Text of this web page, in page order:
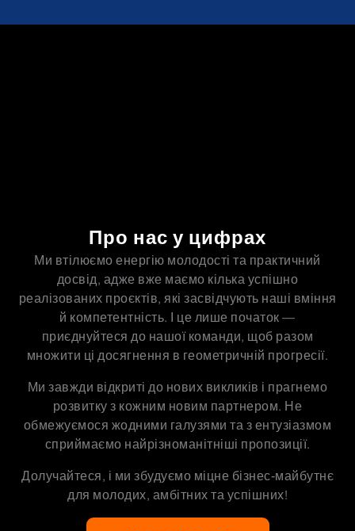
Про нас у цифрах
Ми втілюємо енергію молодості та практичний
досвід, адже вже маємо кілька успішно
реалізованих проєктів, які засвідчують наші вміння
й компетентність. І це лише початок —
приєднуйтеся до нашої команди, щоб разом
множити ці досягнення в геометричній прогресії.
Ми завжди відкриті до нових викликів і прагнемо
розвитку з кожним новим партнером. Не
обмежуємося жодними галузями та з ентузіазмом
сприймаємо найрізноманітніші пропозиції.
Долучайтеся, і ми збудуємо міцне бізнес-майбутнє
для молодих, амбітних та успішних!